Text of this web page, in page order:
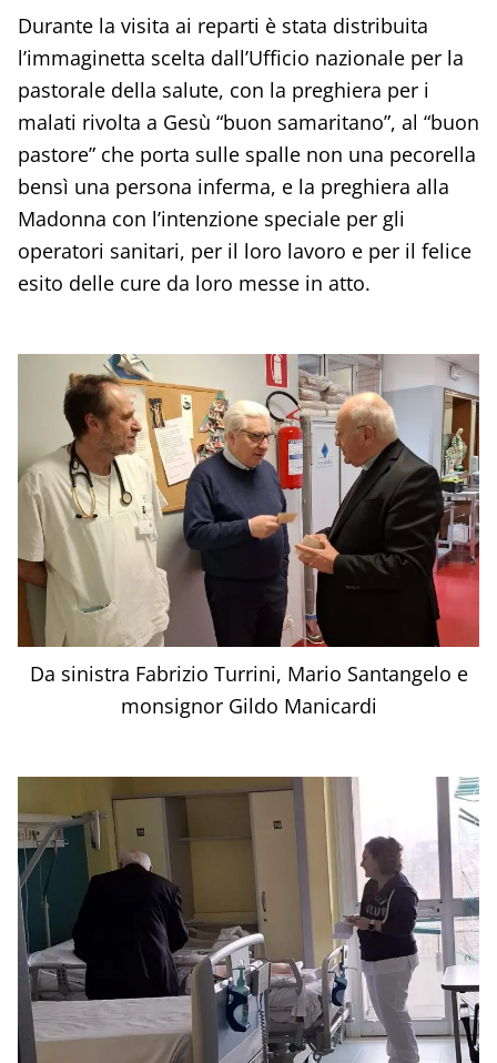
Durante la visita ai reparti è stata distribuita
l’immaginetta scelta dall’Ufficio nazionale per la
pastorale della salute, con la preghiera per i
malati rivolta a Gesù “buon samaritano”, al “buon
pastore” che porta sulle spalle non una pecorella
bensì una persona inferma, e la preghiera alla
Madonna con l’intenzione speciale per gli
operatori sanitari, per il loro lavoro e per il felice
esito delle cure da loro messe in atto.
Da sinistra Fabrizio Turrini, Mario Santangelo e
monsignor Gildo Manicardi